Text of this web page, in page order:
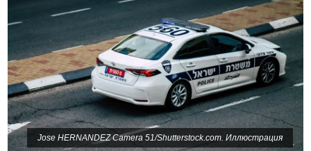
Jose HERNANDEZ Camera 51/Shutterstock.com. Иллюстрация